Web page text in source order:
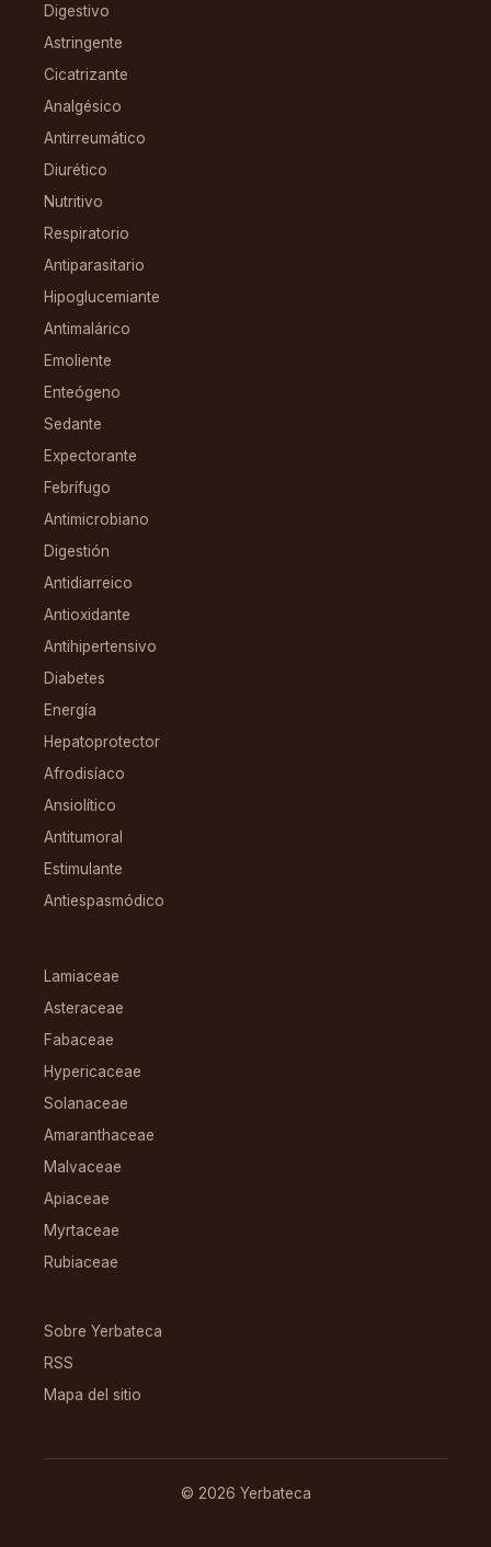
Digestivo
Astringente
Cicatrizante
Analgésico
Antirreumático
Diurético
Nutritivo
Respiratorio
Antiparasitario
Hipoglucemiante
Antimalárico
Emoliente
Enteógeno
Sedante
Expectorante
Febrífugo
Antimicrobiano
Digestión
Antidiarreico
Antioxidante
Antihipertensivo
Diabetes
Energía
Hepatoprotector
Afrodisíaco
Ansiolítico
Antitumoral
Estimulante
Antiespasmódico
Lamiaceae
Asteraceae
Fabaceae
Hypericaceae
Solanaceae
Amaranthaceae
Malvaceae
Apiaceae
Myrtaceae
Rubiaceae
Sobre Yerbateca
RSS
Mapa del sitio
© 2026 Yerbateca